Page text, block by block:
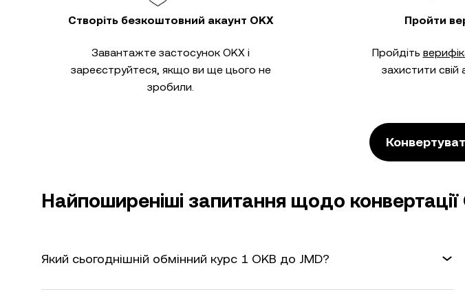
Створіть безкоштовний акаунт OKX
Завантажте застосунок OKX і
зареєструйтеся, якщо ви ще цього не
зробили.
Пройти
Пройдіть
захистити свій
Найпоширеніші запитання щодо конвертації
Який сьогоднішній обмінний курс 1 OKB до JMD?